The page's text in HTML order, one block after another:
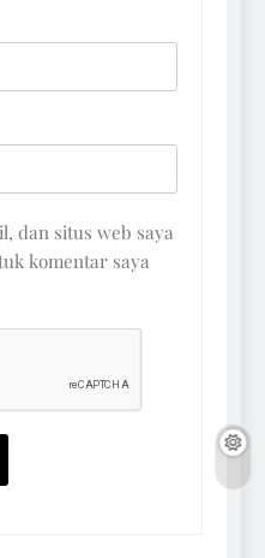
dan situs web saya
komentar saya